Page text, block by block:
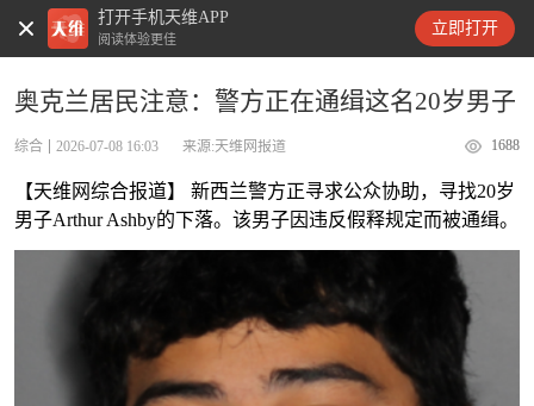
打开手机天维APP
阅读体验更佳
立即打开
天维新闻
奥克兰居民注意：警方正在通缉这名20岁男子
综合 2026-07-08 16:03 来源:天维网报道 1688
【天维网综合报道】 新西兰警方正寻求公众协助，寻找20岁
男子Arthur Ashby的下落。该男子因违反假释规定而被通缉。